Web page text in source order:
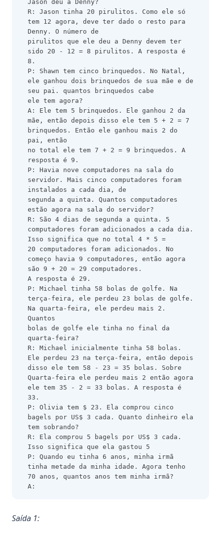
Jason deu a Denny?
R: Jason tinha 20 pirulitos. Como ele só
tem 12 agora, deve ter dado o resto para
Denny. O número de
pirulitos que ele deu a Denny devem ter
sido 20 - 12 = 8 pirulitos. A resposta é
8.
P: Shawn tem cinco brinquedos. No Natal,
ele ganhou dois brinquedos de sua mãe e de
seu pai. quantos brinquedos cabe
ele tem agora?
A: Ele tem 5 brinquedos. Ele ganhou 2 da
mãe, então depois disso ele tem 5 + 2 = 7
brinquedos. Então ele ganhou mais 2 do
pai, então
no total ele tem 7 + 2 = 9 brinquedos. A
resposta é 9.
P: Havia nove computadores na sala do
servidor. Mais cinco computadores foram
instalados a cada dia, de
segunda a quinta. Quantos computadores
estão agora na sala do servidor?
R: São 4 dias de segunda a quinta. 5
computadores foram adicionados a cada dia.
Isso significa que no total 4 * 5 =
20 computadores foram adicionados. No
começo havia 9 computadores, então agora
são 9 + 20 = 29 computadores.
A resposta é 29.
P: Michael tinha 58 bolas de golfe. Na
terça-feira, ele perdeu 23 bolas de golfe.
Na quarta-feira, ele perdeu mais 2.
Quantos
bolas de golfe ele tinha no final da
quarta-feira?
R: Michael inicialmente tinha 58 bolas.
Ele perdeu 23 na terça-feira, então depois
disso ele tem 58 - 23 = 35 bolas. Sobre
Quarta-feira ele perdeu mais 2 então agora
ele tem 35 - 2 = 33 bolas. A resposta é
33.
P: Olivia tem $ 23. Ela comprou cinco
bagels por US$ 3 cada. Quanto dinheiro ela
tem sobrando?
R: Ela comprou 5 bagels por US$ 3 cada.
Isso significa que ela gastou 5
P: Quando eu tinha 6 anos, minha irmã
tinha metade da minha idade. Agora tenho
70 anos, quantos anos tem minha irmã?
A:
Saída 1: